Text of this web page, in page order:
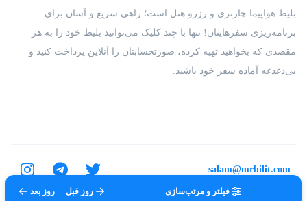
فیلتر و مرتب‌سازی روز قبل روز بعد
درباره ما
بلیط هواپیما چارتری و رزرو هتل است؛ راهی سریع و آسان برای
برنامه‌ریزی سفرهایتان! تنها با چند کلیک می‌توانید بلیط خود را به هر
مقصدی که بخواهید تهیه کرده، صورتحسابتان را آنلاین پرداخت کنید و
بی‌دغدغه آماده سفر خود باشید.
تمامی حقوق برای شرکت عتیق گشت اصفهان محفوظ است.
salam@mrbilit.com